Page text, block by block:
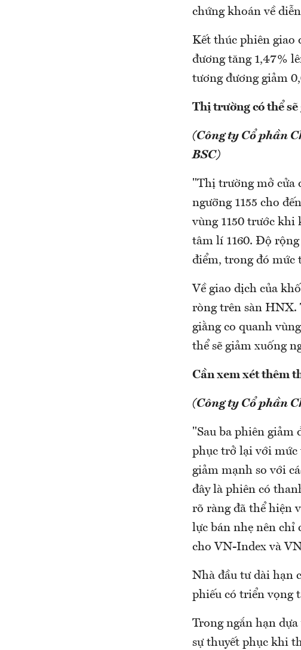
chứng khoán về
Kết thúc phiên giao
đương tăng 1,47%
tương đương giảm
Thị trường có thể
(Công ty Cổ phần
BSC)
"Thị trường mở cửa
ngưỡng 1155 cho
vùng 1150 trước khi
tâm lí 1160. Độ
điểm, trong đó mức
Về giao dịch của
ròng trên sàn HNX.
giằng co quanh
thể sẽ giảm xuống
Cần xem xét thêm
(Công ty Cổ phần
"Sau ba phiên
phục trở lại với mức
giảm mạnh so với
đây là phiên có
rõ ràng đã thể hiện
lực bán nhẹ nên chỉ
cho VN-Index và
Nhà đầu tư dài hạn
phiếu có triển vọng
Trong ngắn hạn
sự thuyết phục khi